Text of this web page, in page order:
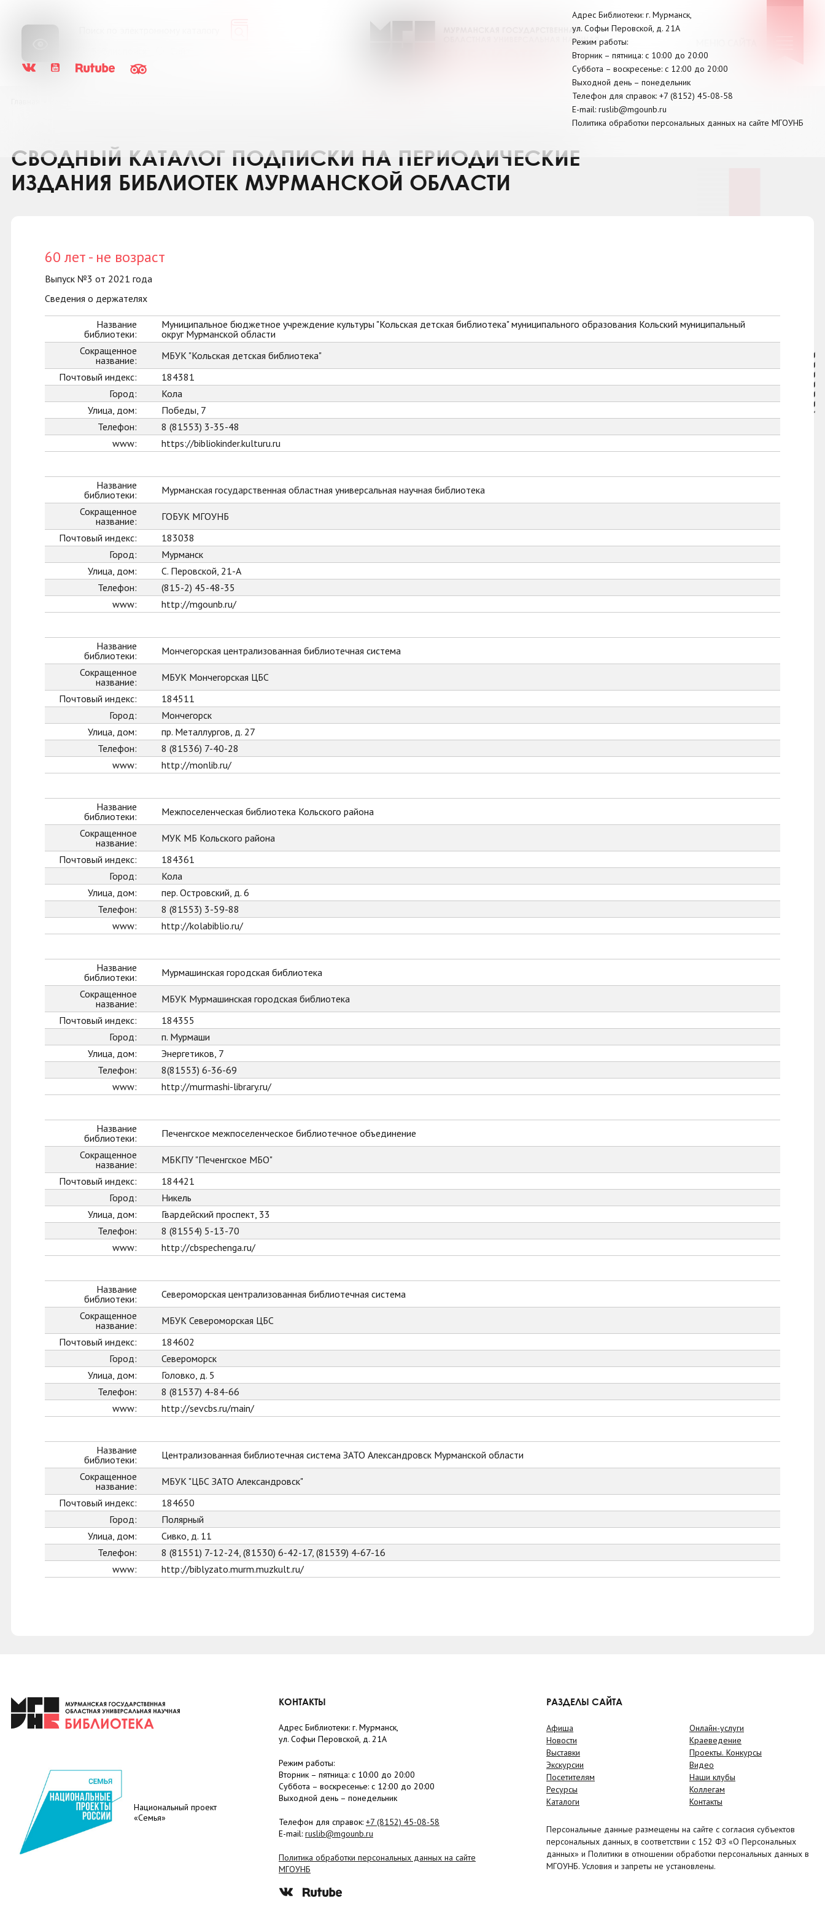
Адрес Библиотеки: г. Мурманск,
ул. Софьи Перовской, д. 21А
Режим работы:
Вторник – пятница: с 10:00 до 20:00
Суббота – воскресенье: c 12:00 до 20:00
Выходной день – понедельник
Телефон для справок: +7 (8152) 45-08-58
E-mail: ruslib@mgounb.ru
Политика обработки персональных данных на сайте МГОУНБ
СВОДНЫЙ КАТАЛОГ ПОДПИСКИ НА ПЕРИОДИЧЕСКИЕ
ИЗДАНИЯ БИБЛИОТЕК МУРМАНСКОЙ ОБЛАСТИ
60 лет - не возраст
Выпуск №3 от 2021 года
Сведения о держателях
Название
библиотеки:
Муниципальное бюджетное учреждение культуры "Кольская детская библиотека" муниципального образования Кольский муниципальный
округ Мурманской области
Сокращенное
название:
МБУК "Кольская детская библиотека"
Почтовый индекс:
184381
Город:
Кола
Улица, дом:
Победы, 7
Телефон:
8 (81553) 3-35-48
www:
https://bibliokinder.kulturu.ru
Название
библиотеки:
Мурманская государственная областная универсальная научная библиотека
Сокращенное
название:
ГОБУК МГОУНБ
Почтовый индекс:
183038
Город:
Мурманск
Улица, дом:
С. Перовской, 21-А
Телефон:
(815-2) 45-48-35
www:
http://mgounb.ru/
Название
библиотеки:
Мончегорская централизованная библиотечная система
Сокращенное
название:
МБУК Мончегорская ЦБС
Почтовый индекс:
184511
Город:
Мончегорск
Улица, дом:
пр. Металлургов, д. 27
Телефон:
8 (81536) 7-40-28
www:
http://monlib.ru/
Название
библиотеки:
Межпоселенческая библиотека Кольского района
Сокращенное
название:
МУК МБ Кольского района
Почтовый индекс:
184361
Город:
Кола
Улица, дом:
пер. Островский, д. 6
Телефон:
8 (81553) 3-59-88
www:
http://kolabiblio.ru/
Название
библиотеки:
Мурмашинская городская библиотека
Сокращенное
название:
МБУК Мурмашинская городская библиотека
Почтовый индекс:
184355
Город:
п. Мурмаши
Улица, дом:
Энергетиков, 7
Телефон:
8(81553) 6-36-69
www:
http://murmashi-library.ru/
Название
библиотеки:
Печенгское межпоселенческое библиотечное объединение
Сокращенное
название:
МБКПУ "Печенгское МБО"
Почтовый индекс:
184421
Город:
Никель
Улица, дом:
Гвардейский проспект, 33
Телефон:
8 (81554) 5-13-70
www:
http://cbspechenga.ru/
Название
библиотеки:
Североморская централизованная библиотечная система
Сокращенное
название:
МБУК Североморская ЦБС
Почтовый индекс:
184602
Город:
Североморск
Улица, дом:
Головко, д. 5
Телефон:
8 (81537) 4-84-66
www:
http://sevcbs.ru/main/
Название
библиотеки:
Централизованная библиотечная система ЗАТО Александровск Мурманской области
Сокращенное
название:
МБУК "ЦБС ЗАТО Александровск"
Почтовый индекс:
184650
Город:
Полярный
Улица, дом:
Сивко, д. 11
Телефон:
8 (81551) 7-12-24, (81530) 6-42-17, (81539) 4-67-16
www:
http://biblyzato.murm.muzkult.ru/
Национальный проект
«Семья»
КОНТАКТЫ
Адрес Библиотеки: г. Мурманск,
ул. Софьи Перовской, д. 21А
Режим работы:
Вторник – пятница: с 10:00 до 20:00
Суббота – воскресенье: c 12:00 до 20:00
Выходной день – понедельник
Телефон для справок: +7 (8152) 45-08-58
E-mail: ruslib@mgounb.ru
Политика обработки персональных данных на сайте
МГОУНБ
РАЗДЕЛЫ САЙТА
Афиша
Новости
Выставки
Экскурсии
Посетителям
Ресурсы
Каталоги
Онлайн-услуги
Краеведение
Проекты. Конкурсы
Видео
Наши клубы
Коллегам
Контакты
Персональные данные размещены на сайте с согласия субъектов
персональных данных, в соответствии с 152 ФЗ «О Персональных
данных» и Политики в отношении обработки персональных данных в
МГОУНБ. Условия и запреты не установлены.